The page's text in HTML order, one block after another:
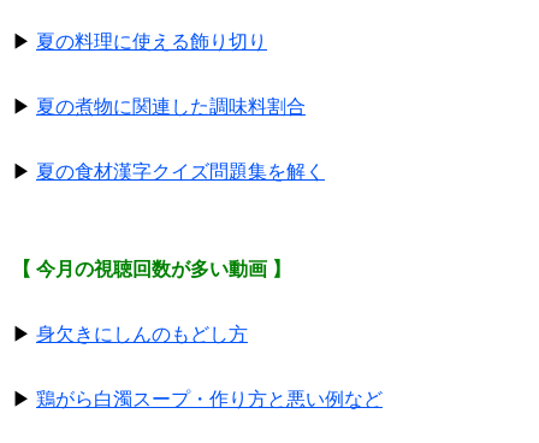
▶ 夏の料理に使える飾り切り
▶ 夏の煮物に関連した調味料割合
▶ 夏の食材漢字クイズ問題集を解く
【 今月の視聴回数が多い動画 】
▶ 身欠きにしんのもどし方
▶ 鶏がら白濁スープ・作り方と悪い例など